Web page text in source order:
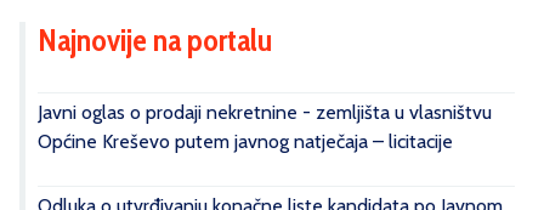
Najnovije na portalu
Javni oglas o prodaji nekretnine - zemljišta u vlasništvu
Općine Kreševo putem javnog natječaja – licitacije